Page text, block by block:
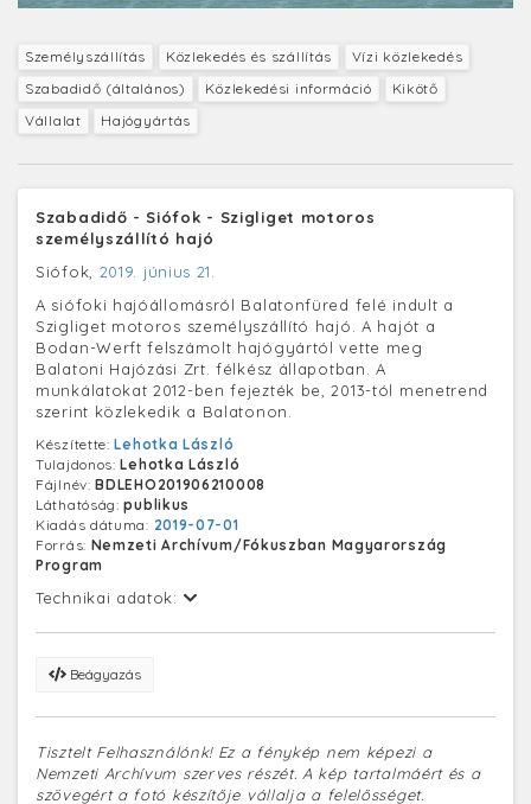
Személyszállítás Közlekedés és szállítás
Vízi közlekedés
Szabadidő (általános)
Közlekedési információ
Kikötő
Vállalat
Hajógyártás
Szabadidő - Siófok - Szigliget motoros
személyszállító hajó
Siófok, 2019. június 21.
A siófoki hajóállomásról Balatonfüred felé indult a
Szigliget motoros személyszállító hajó. A hajót a
Bodan-Werft felszámolt hajógyártól vette meg
Balatoni Hajózási Zrt. félkész állapotban. A
munkálatokat 2012-ben fejezték be, 2013-tól menetrend
szerint közlekedik a Balatonon.
Készítette:Lehotka László
Tulajdonos:Lehotka László
Fájlnév:BDLEHO201906210008
Láthatóság:publikus
Kiadás dátuma: 2019-07-01
Forrás: Nemzeti Archívum/Fókuszban Magyarország
Program
Technikai adatok:
Beágyazás
Tisztelt Felhasználónk! Ez a fénykép nem képezi a
Nemzeti Archívum szerves részét. A kép tartalmáért és a
szövegért a fotó készítője vállalja a felelősséget.